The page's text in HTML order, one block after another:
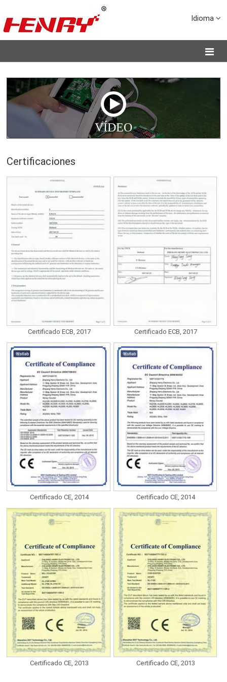
Idioma
VÍDEO
Certificaciones
Certificado ECB, 2017 Certificado ECB, 2017
Certificado CE, 2014 Certificado CE, 2014
Certificado CE, 2013 Certificado CE, 2013